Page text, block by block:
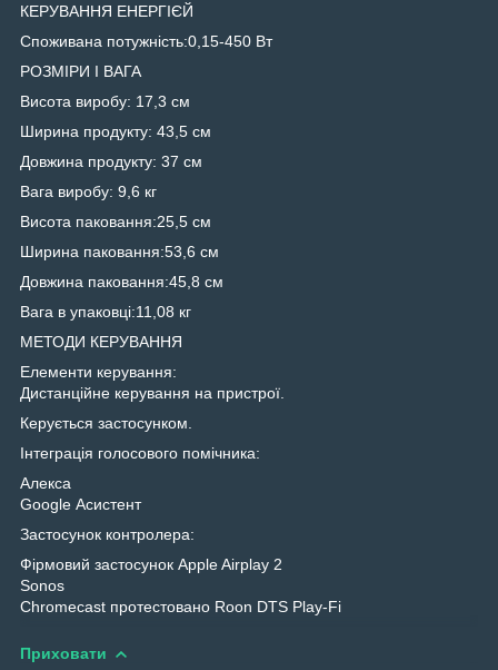
КЕРУВАННЯ ЕНЕРГІЄЙ
Споживана потужність:0,15-450 Вт
РОЗМІРИ І ВАГА
Висота виробу: 17,3 см
Ширина продукту: 43,5 см
Довжина продукту: 37 см
Вага виробу: 9,6 кг
Висота паковання:25,5 см
Ширина паковання:53,6 см
Довжина паковання:45,8 см
Вага в упаковці:11,08 кг
МЕТОДИ КЕРУВАННЯ
Елементи керування:
Дистанційне керування на пристрої.
Керується застосунком.
Інтеграція голосового помічника:
Алекса
Google Асистент
Застосунок контролера:
Фірмовий застосунок Apple Airplay 2
Sonos
Chromecast протестовано Roon DTS Play-Fi
Приховати